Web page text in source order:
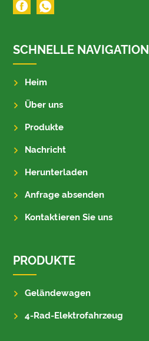
SCHNELLE NAVIGATION
Heim
Über uns
Produkte
Nachricht
Herunterladen
Anfrage absenden
Kontaktieren Sie uns
PRODUKTE
Geländewagen
4-Rad-Elektrofahrzeug